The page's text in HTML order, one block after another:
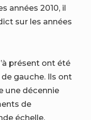
années 2010, il
sur les années
présent ont été
gauche. Ils ont
une décennie
de
échelle,